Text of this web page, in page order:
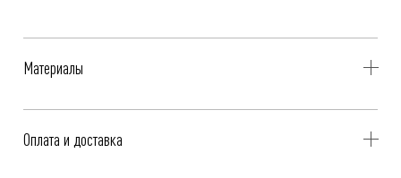
Материалы
Оплата и доставка